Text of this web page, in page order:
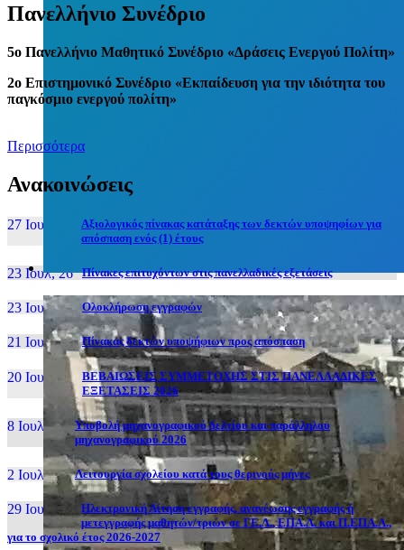
Πανελλήνιο Συνέδριο
5o Πανελλήνιο Μαθητικό Συνέδριο «Δράσεις Ενεργού Πολίτη»
2ο Επιστημονικό Συνέδριο «Εκπαίδευση για την ιδιότητα του
παγκόσμιο ενεργού πολίτη»
Περισσότερα
Ανακοινώσεις
27 Ιουν, 26
Αξιολογικός πίνακας κατάταξης των δεκτών υποψηφίων για
απόσπαση ενός (1) έτους
23 Ιουλ, 26 Πίνακες επιτυχόντων στις πανελλαδικές εξετάσεις
23 Ιουλ, 26 Ολοκλήρωση εγγραφών
21 Ιουλ, 26 Πίνακας δεκτών υποψήφιων προς απόσπαση
20 Ιουλ, 26
ΒΕΒΑΙΩΣΕΙΣ ΣΥΜΜΕΤΟΧΗΣ ΣΤΙΣ ΠΑΝΕΛΛΑΔΙΚΕΣ
ΕΞΕΤΑΣΕΙΣ 2026
8 Ιουλ, 26
Υποβολή μηχανογραφικού δελτίου και παράλληλου
μηχανογραφικού 2026
2 Ιουλ, 26 Λειτουργία σχολείου κατά τους θερινούς μήνες
29 Ιουν, 26
Ηλεκτρονική Αίτηση εγγραφής, ανανέωσης εγγραφής ή
μετεγγραφής μαθητών/τριών σε ΓΕ.Λ., ΕΠΑ.Λ. και Π.ΕΠΑ.Λ.,
για το σχολικό έτος 2026-2027